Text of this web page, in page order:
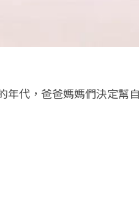
年代，爸爸媽媽們決定幫